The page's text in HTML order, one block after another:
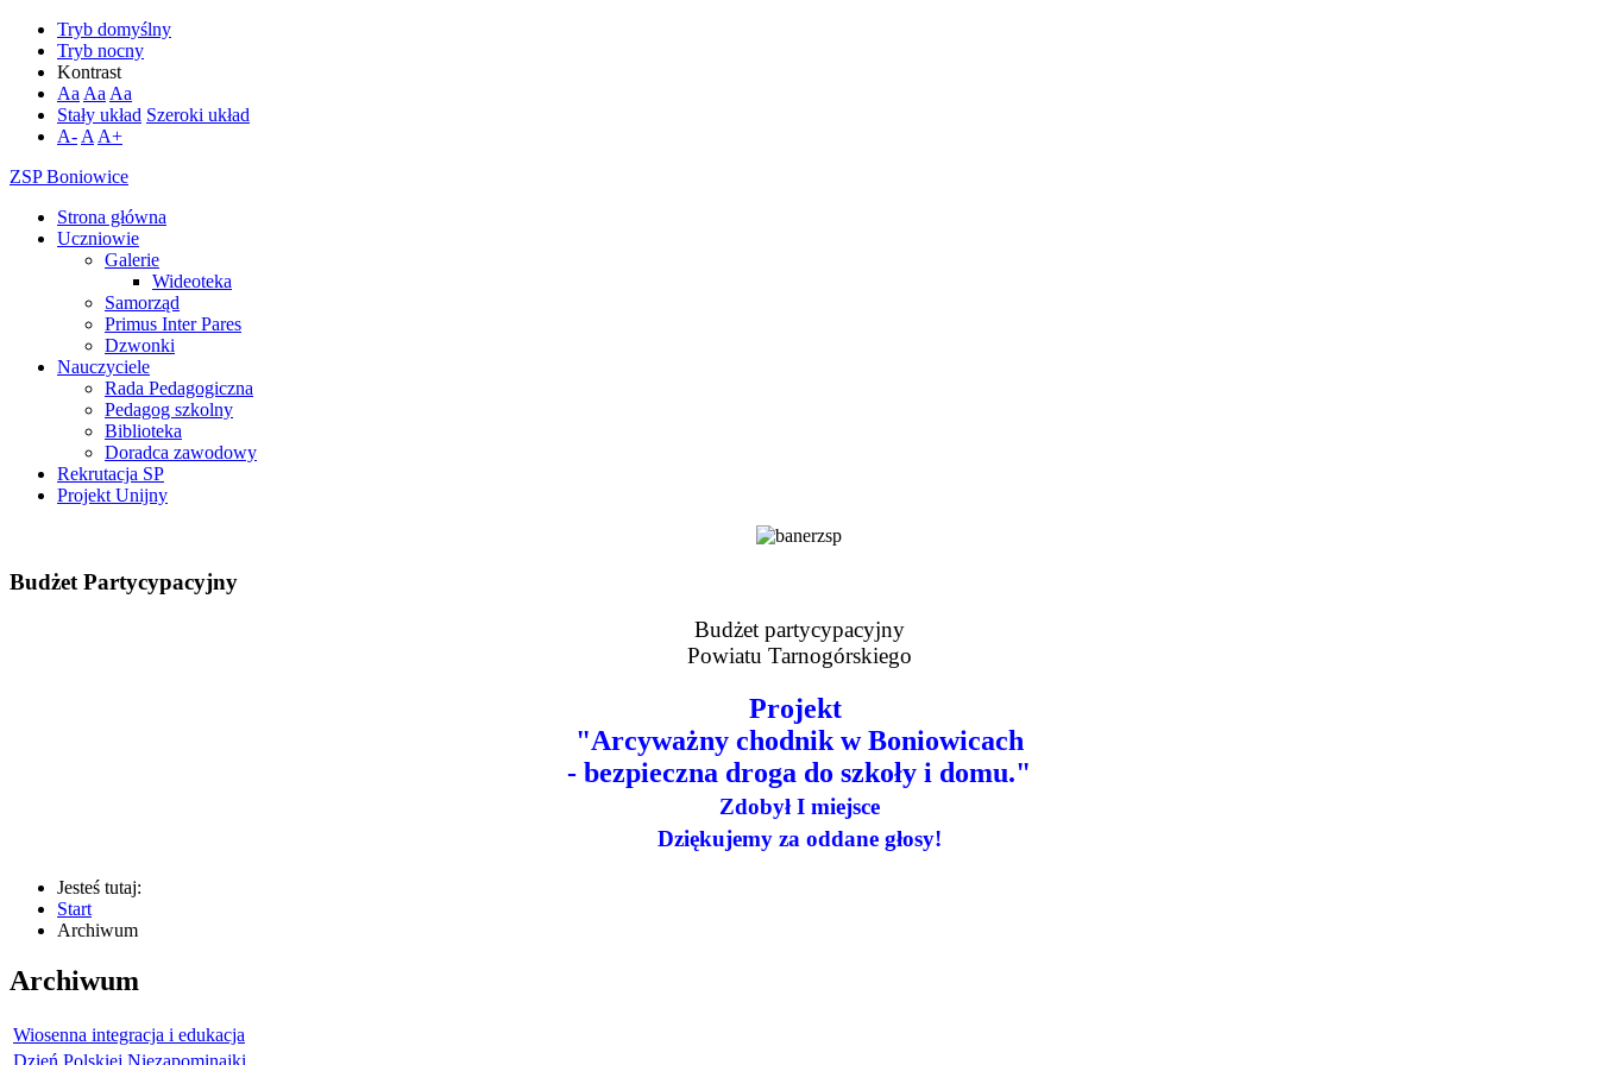
Tryb domyślny
Tryb nocny
Kontrast
Aa Aa Aa
Stały układ Szeroki układ
A- A A+
ZSP Boniowice
Strona główna
Uczniowie
Galerie
Wideoteka
Samorząd
Primus Inter Pares
Dzwonki
Nauczyciele
Rada Pedagogiczna
Pedagog szkolny
Biblioteka
Doradca zawodowy
Rekrutacja SP
Projekt Unijny
Budżet Partycypacyjny
Budżet partycypacyjny
Powiatu Tarnogórskiego
Projekt
"Arcyważny chodnik w Boniowicach
- bezpieczna droga do szkoły i domu."
Zdobył I miejsce
Dziękujemy za oddane głosy!
Jesteś tutaj:
Start
Archiwum
Archiwum
Wiosenna integracja i edukacja
Dzień Polskiej Niezapominajki